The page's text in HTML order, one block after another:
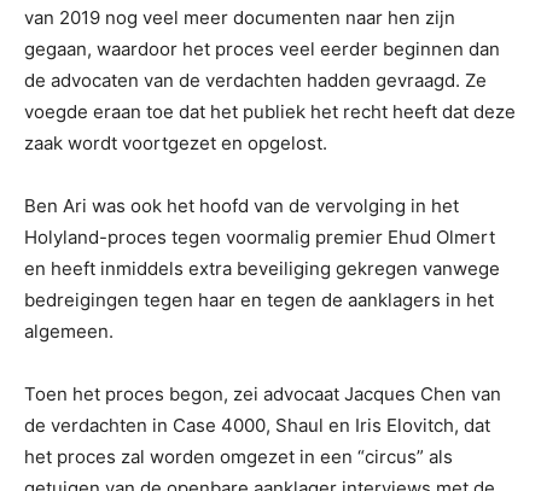
van 2019 nog veel meer documenten naar hen zijn
gegaan, waardoor het proces veel eerder beginnen dan
de advocaten van de verdachten hadden gevraagd. Ze
voegde eraan toe dat het publiek het recht heeft dat deze
zaak wordt voortgezet en opgelost.
Ben Ari was ook het hoofd van de vervolging in het
Holyland-proces tegen voormalig premier Ehud Olmert
en heeft inmiddels extra beveiliging gekregen vanwege
bedreigingen tegen haar en tegen de aanklagers in het
algemeen.
Toen het proces begon, zei advocaat Jacques Chen van
de verdachten in Case 4000, Shaul en Iris Elovitch, dat
het proces zal worden omgezet in een “circus” als